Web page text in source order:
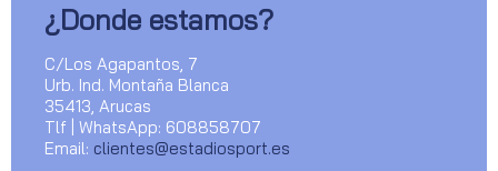
¿Donde estamos?
C/Los Agapantos, 7
Urb. Ind. Montaña Blanca
35413, Arucas
Tlf | WhatsApp: 608858707
Email: clientes@estadiosport.es